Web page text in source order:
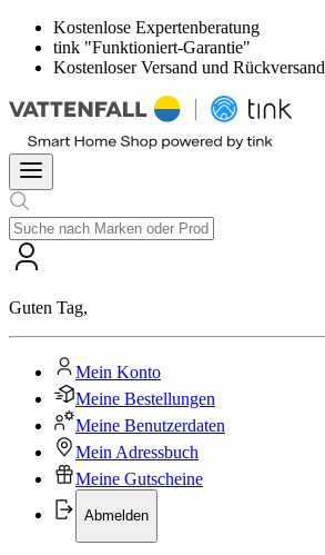
Kostenlose Expertenberatung
tink "Funktioniert-Garantie"
Kostenloser Versand und Rückversand
Guten Tag,
Mein Konto
Meine Bestellungen
Meine Benutzerdaten
Mein Adressbuch
Meine Gutscheine
Abmelden